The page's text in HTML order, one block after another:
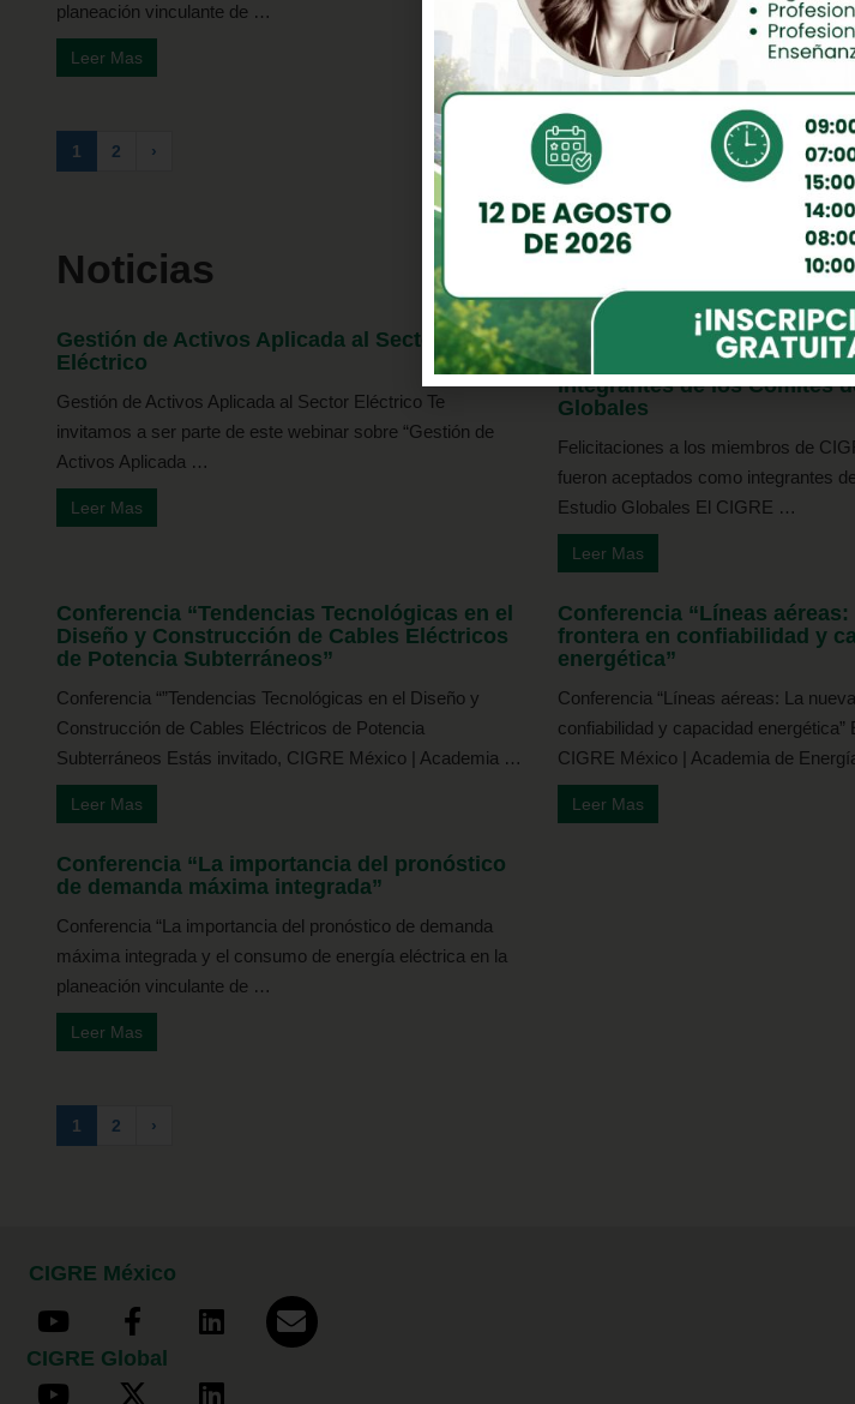
planeación vinculante de …
Leer Mas
1 2 ›
Noticias
Gestión de Activos Aplicada al Sector
Eléctrico
Gestión de Activos Aplicada al Sector Eléctrico Te
invitamos a ser parte de este webinar sobre “Gestión de
Activos Aplicada …
Leer Mas
Felicitaciones a los
México que fueron
integrantes de los Comités
Globales
Felicitaciones a los miembros de
fueron aceptados como integrantes
Estudio Globales El CIGRE …
Leer Mas
Conferencia “Tendencias Tecnológicas en el
Diseño y Construcción de Cables Eléctricos
de Potencia Subterráneos”
Conferencia “”Tendencias Tecnológicas en el Diseño y
Construcción de Cables Eléctricos de Potencia
Subterráneos Estás invitado, CIGRE México | Academia …
Leer Mas
Conferencia “Líneas aéreas:
frontera en confiabilidad y
energética”
Conferencia “Líneas aéreas: La
confiabilidad y capacidad energética”
CIGRE México | Academia de
Leer Mas
Conferencia “La importancia del pronóstico
de demanda máxima integrada”
Conferencia “La importancia del pronóstico de demanda
máxima integrada y el consumo de energía eléctrica en la
planeación vinculante de …
Leer Mas
1 2 ›
CIGRE México
CIGRE Global